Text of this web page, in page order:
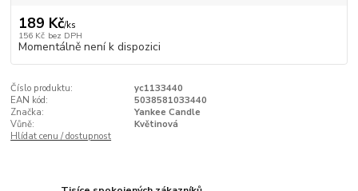
189 Kč/ks
156 Kč bez DPH
Momentálně není k dispozici
Číslo produktu:
yc1133440
EAN kód:
5038581033440
Značka:
Yankee Candle
Vůně:
Květinová
Hlídat cenu / dostupnost